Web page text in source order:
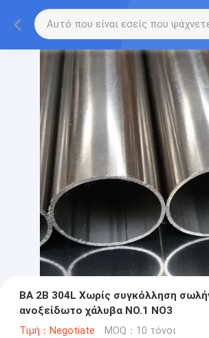
ΒΑ 2Β 304L Χωρίς συγκόλληση
ανοξείδωτο χάλυβα NO.1 NO3
Τιμή：Negotiate MOQ：10 τόνοι